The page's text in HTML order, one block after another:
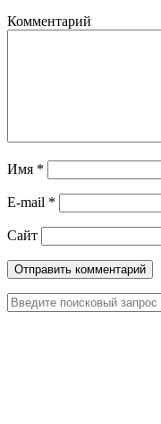
Комментарий
Имя *
E-mail *
Сайт